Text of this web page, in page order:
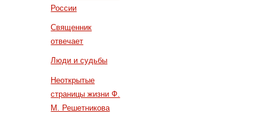
России
Священник
отвечает
Люди и судьбы
Неоткрытые
страницы жизни Ф.
М. Решетникова